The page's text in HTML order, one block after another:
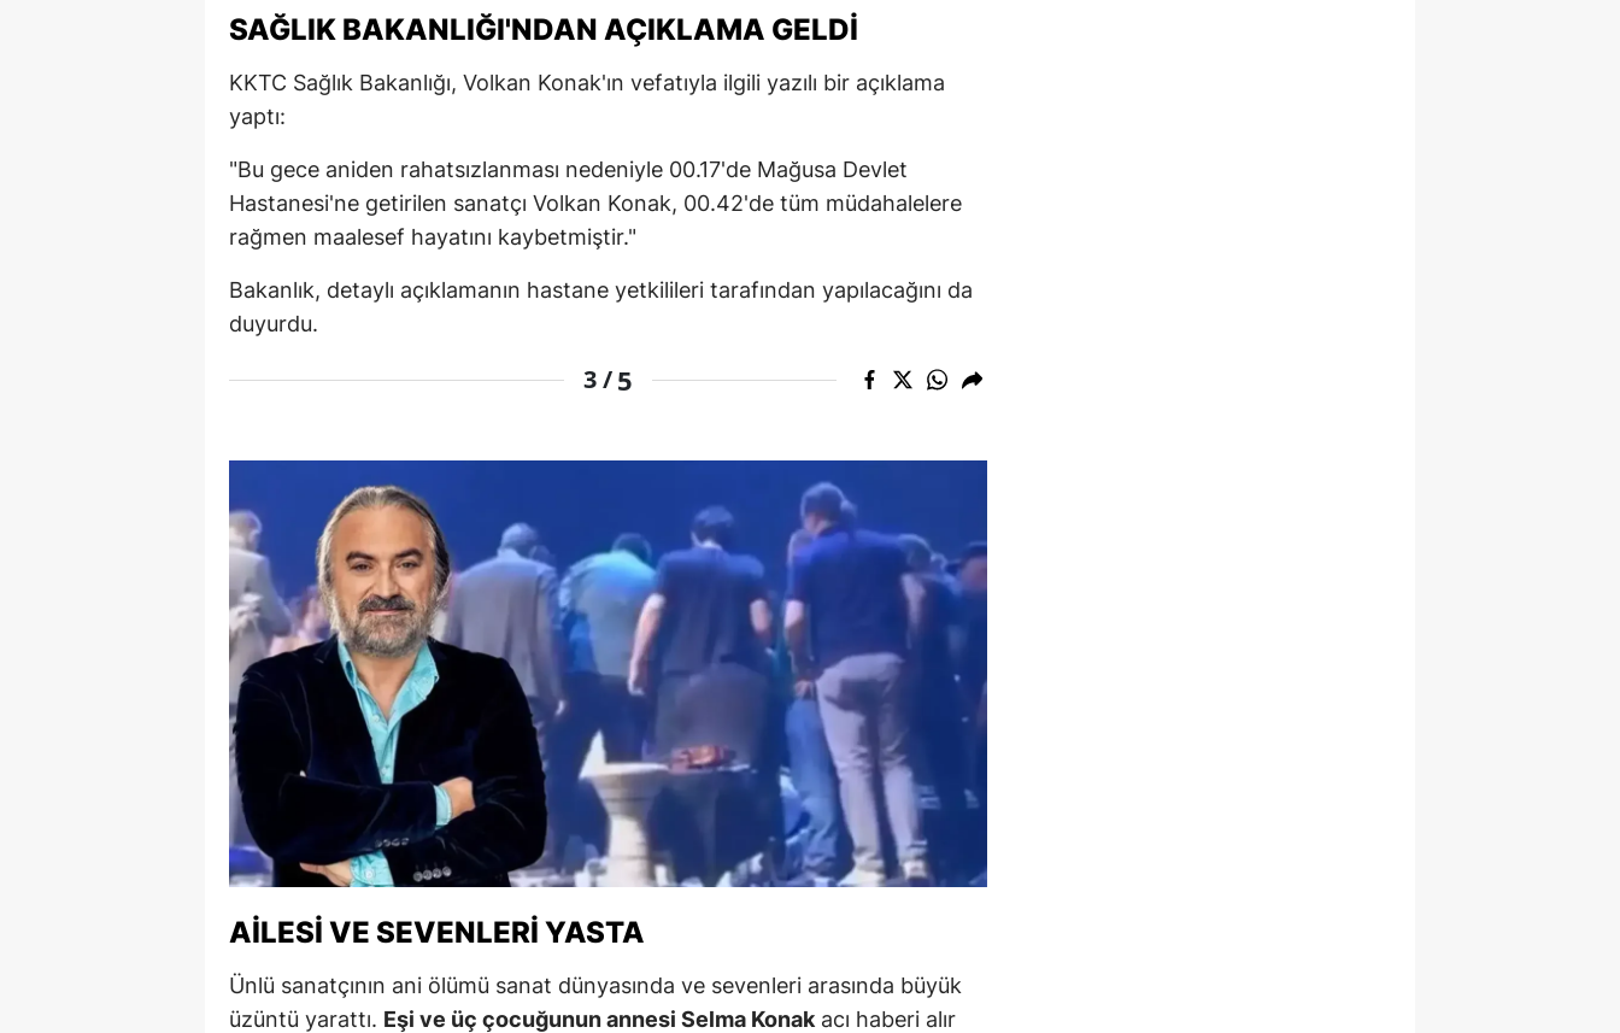
Muğla
Niğde
Ordu
Sinop
Tekirdağ
Tokat
Tunceli
Şanlıurfa
Uşak
Van
Zonguldak
Aksaray
SAĞLIK BAKANLIĞI'NDAN AÇIKLAMA GELDI
KKTC Sağlık Bakanlığı, Volkan Konak'ın vefatıyla ilgili yazılı bir açıklama
yaptı:
"Bu gece aniden rahatsızlanması nedeniyle 00.17'de Mağusa Devlet
Hastanesi'ne getirilen sanatçı Volkan Konak, 00.42'de tüm müdahalelere
rağmen maalesef hayatını kaybetmiştir."
Bakanlık, detaylı açıklamanın hastane yetkilileri tarafından yapılacağını da
duyurdu.
3 /5
AILESI VE SEVENLERI YASTA
Ünlü sanatçının ani ölümü sanat dünyasında ve sevenleri arasında büyük
üzüntü yarattı. Eşi ve üç çocuğunun annesi Selma Konak acı haberi alır